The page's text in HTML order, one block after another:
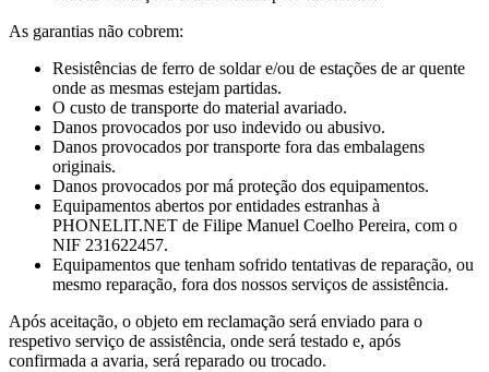
As garantias não cobrem:
Resistências de ferro de soldar e/ou de estações de ar quente
onde as mesmas estejam partidas.
O custo de transporte do material avariado.
Danos provocados por uso indevido ou abusivo.
Danos provocados por transporte fora das embalagens
originais.
Danos provocados por má proteção dos equipamentos.
Equipamentos abertos por entidades estranhas à
PHONELIT.NET de Filipe Manuel Coelho Pereira, com o
NIF 231622457.
Equipamentos que tenham sofrido tentativas de reparação, ou
mesmo reparação, fora dos nossos serviços de assistência.
Após aceitação, o objeto em reclamação será enviado para o
respetivo serviço de assistência, onde será testado e, após
confirmada a avaria, será reparado ou trocado.